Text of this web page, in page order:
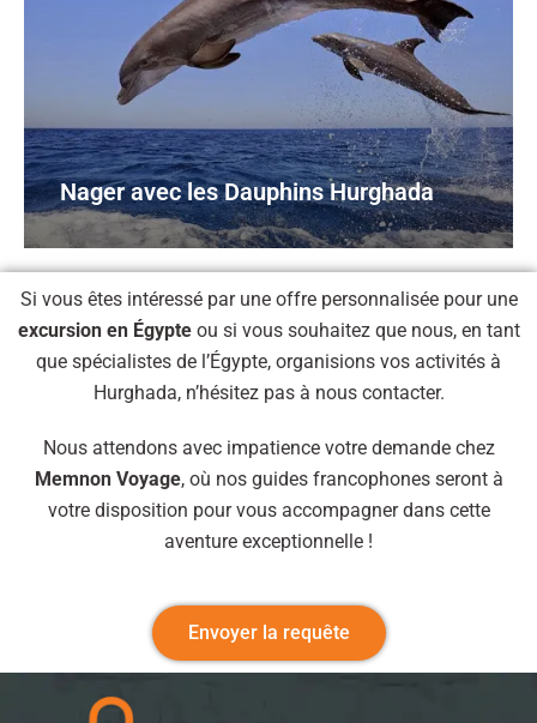
Nager avec les Dauphins Hurghada
Si vous êtes intéressé par une offre personnalisée pour une
excursion en Égypteou si vous souhaitez que nous, en tant
que spécialistes de l’Égypte, organisions vos activités à
Hurghada, n’hésitez pas à nous contacter.
Nous attendons avec impatience votre demande chez
Memnon Voyage, où nos guides francophones seront à
votre disposition pour vous accompagner dans cette
aventure exceptionnelle !
Envoyer la requête